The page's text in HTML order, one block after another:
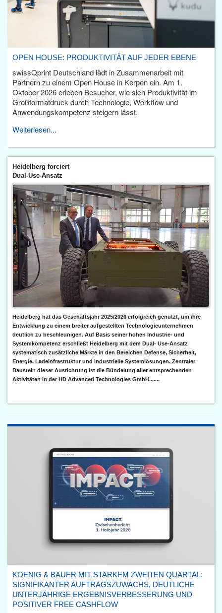
OPEN HOUSE: PRODUKTIVITÄT AUF JEDER EBENE
swissQprint Deutschland lädt in Zusammenarbeit mit
Partnern zu einem Open House in Kerpen ein. Am 1.
Oktober 2026 erleben Besucher, wie sich Produktivität im
Großformatdruck durch Technologie, Workflow und
Anwendungskompetenz steigern lässt.
Weiterlesen...
Heidelberg forciert
Dual-Use-Ansatz
Heidelberg hat das Geschäftsjahr 2025/2026 erfolgreich genutzt, um ihre
Entwicklung zu einem breiter aufgestellten Technologieunternehmen
deutlich zu beschleunigen. Auf Basis seiner hohen Industrie- und
Systemkompetenz erschließt Heidelberg mit dem Dual- Use-Ansatz
systematisch zusätzliche Märkte in den Bereichen Defense, Sicherheit,
Energie, Ladeinfrastruktur und industrielle Systemlösungen. Zentraler
Baustein dieser Ausrichtung ist die Bündelung aller entsprechenden
Aktivitäten in der HD Advanced Technologies GmbH.......
KOENIG & BAUER MIT STARKEM ZWEITEN QUARTAL:
SIGNIFIKANTER AUFTRAGSZUWACHS, DEUTLICHE
UNTERJÄHRIGE ERGEBNISVERBESSERUNG UND
POSITIVER FREE CASHFLOW